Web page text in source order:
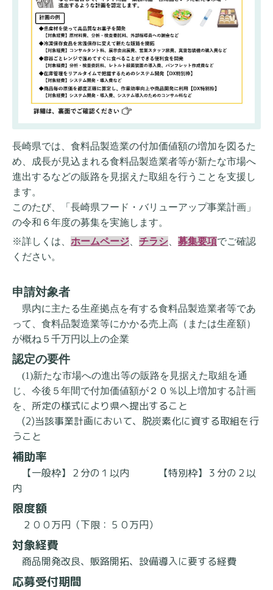
長崎県では、食料品製造業の付加価値額の増加を図るた
め、成長が見込まれる食料品製造業者等が新たな市場へ
進出するなどの販路を見据えた取組を行うことを支援し
ます。
このたび、「長崎県フード・バリューアップ事業計画」
の令和６年度の募集を実施します。
※詳しくは、 ホームページ チラシ 募集要項でご確認
ください。
申請対象者
県内に主たる生産拠点を有する食料品製造業者等であ
って、食料品製造業等にかかる売上高（または生産額）
が概ね５千万円以上の企業
認定の要件
(1)新たな市場への進出等の販路を見据えた取組を通
じ、今後５年間で付加価値額が２０％以上増加する計画
を、 所定の様式により県へ提出すること
(2)当該事業計画において、脱炭素化に資する取組を行
うこと
補助率
【一般枠】２分の１以内 【特別枠】３分の２以
内
限度額
２００万円（下限：５０万円）
対象経費
商品開発改良、販路開拓、設備導入に要する経費
応募受付期間